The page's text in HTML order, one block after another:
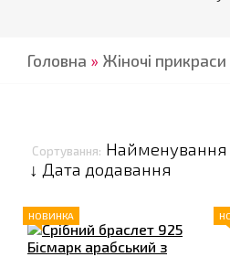
Головна » Жіночі прикраси
Сортування: Найменування
↓ Дата додавання
НОВИНКА